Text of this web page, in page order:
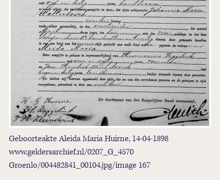
Geboorteakte Aleida Maria Huirne, 14-04-1898
www.geldersarchief.nl/0207_G_4570
Groenlo/004482841_00104.jpg/image 167